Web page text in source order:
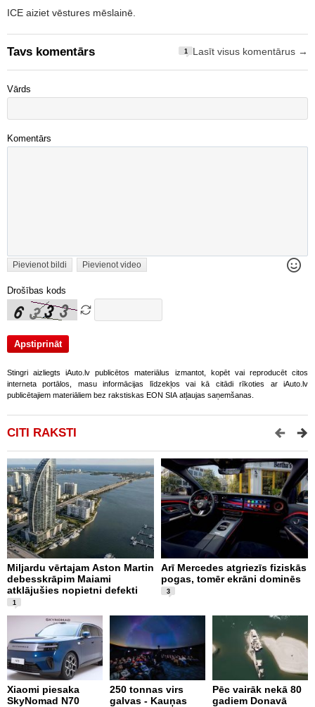
ICE aiziet vēstures mēslainē.
Tavs komentārs 1 Lasīt visus komentārus →
Vārds
Komentārs
Pievienot bildi Pievienot video
Drošības kods
Stingri aizliegts iAuto.lv publicētos materiālus izmantot, kopēt vai reproducēt citos
interneta portālos, masu informācijas līdzekļos vai kā citādi rīkoties ar iAuto.lv
publicētajiem materiāliem bez rakstiskas EON SIA atļaujas saņemšanas.
CITI RAKSTI
Miljardu vērtajam Aston Martin
debesskrāpim Maiami
atklājušies nopietni defekti
1
Arī Mercedes atgriezīs fiziskās
pogas, tomēr ekrāni dominēs
3
Xiaomi piesaka
SkyNomad N70
250 tonnas virs
galvas - Kauņas
Pēc vairāk nekā 80
gadiem Donavā